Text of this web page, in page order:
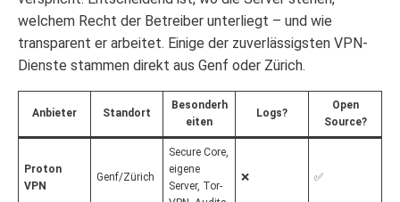
welchem Recht der Betreiber unterliegt – und wie
transparent er arbeitet. Einige der zuverlässigsten VPN-
Dienste stammen direkt aus Genf oder Zürich.
Anbieter Standort
Besonderh
eiten
Logs?
Open
Source?
Proton
VPN
Genf/Zürich
Secure Core,
eigene
Server, Tor-
❌ ✅